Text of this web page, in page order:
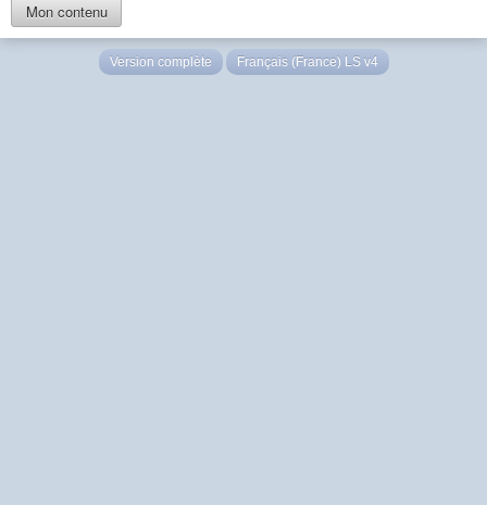
Mon contenu
Version complète Français (France) LS v4